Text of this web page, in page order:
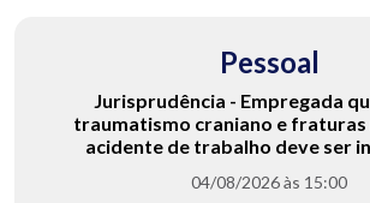
Pessoal
Jurisprudência - Empregada
traumatismo craniano e fraturas
acidente de trabalho deve ser
04/08/2026 às 15:00